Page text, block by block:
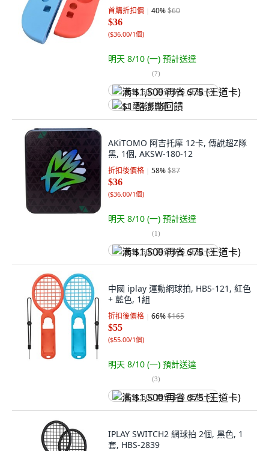
首購折扣價 40%$60
$36
($36.00/1個)
明天 8/10 (一) 預計送達
(7)
满 $1,500 再省 $75 (王道卡)
$1 酷澎幣回饋
AKiTOMO 阿吉托摩 12卡, 傳說超Z隊
黑, 1個, AKSW-180-12
折扣後價格 58%$87
$36
($36.00/1個)
明天 8/10 (一) 預計送達
(1)
满 $1,500 再省 $75 (王道卡)
中國 iplay 運動網球拍, HBS-121, 紅色
+ 藍色, 1組
折扣後價格 66%$165
$55
($55.00/1個)
明天 8/10 (一) 預計送達
(3)
满 $1,500 再省 $75 (王道卡)
IPLAY SWITCH2 網球拍 2個, 黑色, 1
套, HBS-2839